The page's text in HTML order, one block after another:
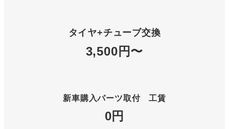
タイヤ+チューブ交換
3,500円〜
新車購入パーツ取付 工賃
0円